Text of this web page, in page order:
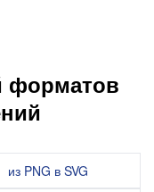
форматов
из PNG в SVG